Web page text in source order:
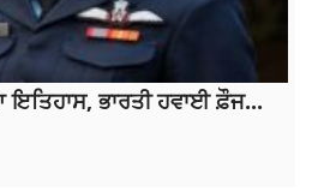
ਇਤਿਹਾਸ, ਭਾਰਤੀ ਹਵਾਈ ਫ਼ੌਜ...